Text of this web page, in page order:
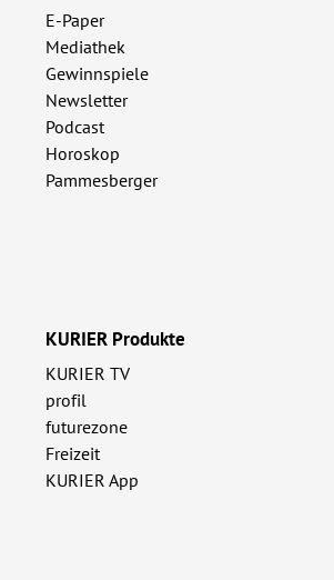
E-Paper
Mediathek
Gewinnspiele
Newsletter
Podcast
Horoskop
Pammesberger
KURIER Produkte
KURIER TV
profil
futurezone
Freizeit
KURIER App